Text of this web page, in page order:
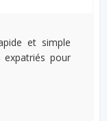
et simple
expatriés pour